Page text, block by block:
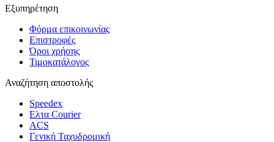
Εξυπηρέτηση
Φόρμα επικοινωνίας
Επιστροφές
Όροι χρήσης
Τιμοκατάλογος
Αναζήτηση αποστολής
Speedex
Ελτα Courier
ACS
Γενική Ταχυδρομική